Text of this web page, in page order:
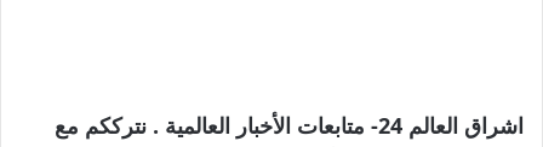
اشراق العالم 24- متابعات الأخبار العالمية . نترككم مع